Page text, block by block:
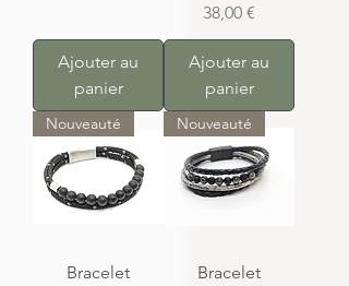
Ajouter au
panier
Prix
38,00 €
Ajouter au
panier
Nouveauté
Bracelet
Nouveauté
Bracelet